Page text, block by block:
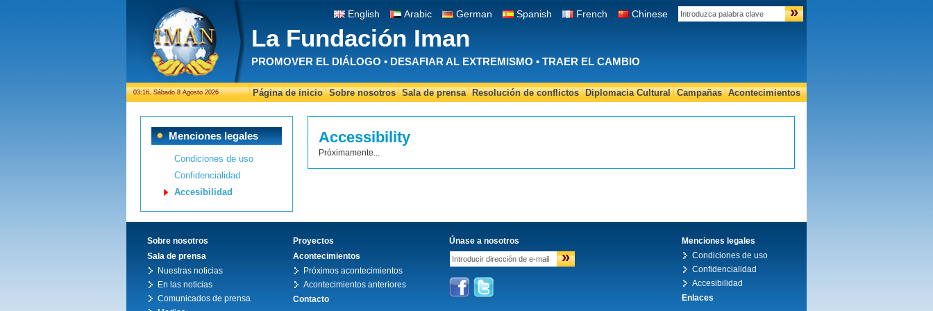
»
English Arabic German Spanish French Chinese
La Fundación Iman
PROMOVER EL DIÁLOGO • DESAFIAR AL EXTREMISMO • TRAER EL CAMBIO
03:16, Sábado 8 Agosto 2026 Página de inicio Sobre nosotros Sala de prensa Resolución de conflictos Diplomacia Cultural Campañas Acontecimientos
Menciones legales
Condiciones de uso
Confidencialidad
Accesibilidad
Accessibility
Próximamente...
Sobre nosotros
Sala de prensa
Nuestras noticias
En las noticias
Comunicados de prensa
Proyectos
Acontecimientos
Próximos acontecimientos
Acontecimientos anteriores
Contacto
Únase a nosotros
»
Menciones legales
Condiciones de uso
Confidencialidad
Accesibilidad
Enlaces